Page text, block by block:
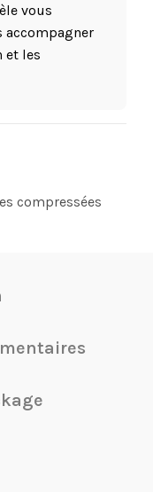
vous
accompagner
et les
compressées